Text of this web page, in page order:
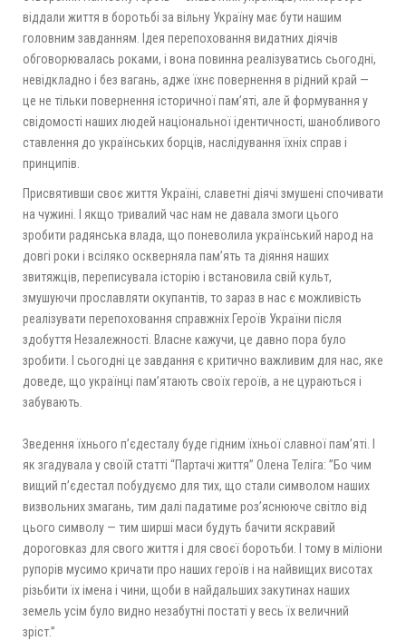
віддали життя в боротьбі за вільну Україну має бути нашим
головним завданням. Ідея перепоховання видатних діячів
обговорювалась роками, і вона повинна реалізуватись сьогодні,
невідкладно і без вагань, адже їхнє повернення в рідний край —
це не тільки повернення історичної пам’яті, але й формування у
свідомості наших людей національної ідентичності, шанобливого
ставлення до українських борців, наслідування їхніх справ і
принципів.
Присвятивши своє життя Україні, славетні діячі змушені спочивати
на чужині. І якщо тривалий час нам не давала змоги цього
зробити радянська влада, що поневолила український народ на
довгі роки і всіляко оскверняла пам’ять та діяння наших
звитяжців, переписувала історію і встановила свій культ,
змушуючи прославляти окупантів, то зараз в нас є можливість
реалізувати перепоховання справжніх Героїв України після
здобуття Незалежності. Власне кажучи, це давно пора було
зробити. І сьогодні це завдання є критично важливим для нас, яке
доведе, що українці пам’ятають своїх героїв, а не цураються і
забувають.
Зведення їхнього п’єдесталу буде гідним їхньої славної пам’яті. І
як згадувала у своїй статті “Партачі життя” Олена Теліга: ”Бо чим
вищий п’єдестал побудуємо для тих, що стали символом наших
визвольних змагань, тим далі падатиме роз’­яснююче світло від
цього символу — тим ширші маси будуть бачити яскравий
дороговказ для свого життя і для своєї боротьби. І тому в міліони
рупорів мусимо кричати про наших героїв і на найвищих висотах
різьбити їх імена і чини, щоби в найдальших закутинах наших
земель усім було видно незабутні постаті у весь їх величний
зріст.”